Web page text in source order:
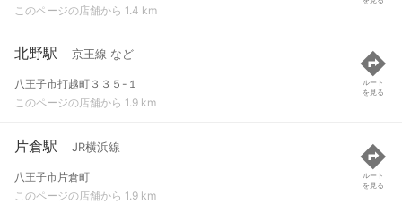
このページの店舗から 1.4 km
北野駅 京王線 など
八王子市打越町３３５-１
このページの店舗から 1.9 km
ルート
を見る
片倉駅 JR横浜線
八王子市片倉町
このページの店舗から 1.9 km
ルート
を見る